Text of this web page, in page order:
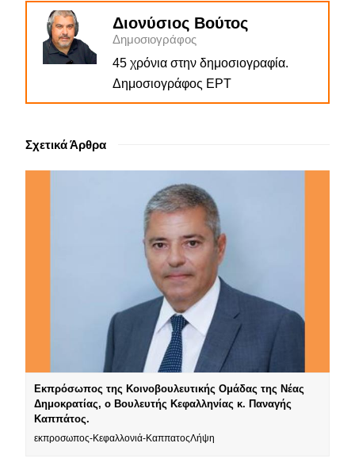
Διονύσιος Βούτος
Δημοσιογράφος
45 χρόνια στην δημοσιογραφία.
Δημοσιογράφος ΕΡΤ
Σχετικά Άρθρα
Εκπρόσωπος της Κοινοβουλευτικής Ομάδας της Νέας
Δημοκρατίας, ο Βουλευτής Κεφαλληνίας κ. Παναγής
Καππάτος.
εκπροσωπος-Κεφαλλονιά-ΚαππατοςΛήψη